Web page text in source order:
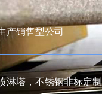
产销售型公司
淋塔，不锈钢非标定